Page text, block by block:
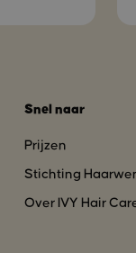
Snel naar
Prijzen
Stichting
Over IVY Hair